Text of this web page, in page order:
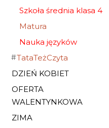
Szkoła średnia klasa 4
Matura
Nauka języków
TataTeżCzyta
DZIEŃ KOBIET
OFERTA
WALENTYNKOWA
ZIMA